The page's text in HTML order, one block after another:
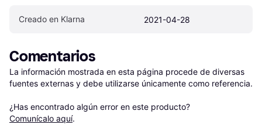
Creado en Klarna 2021-04-28
Comentarios
La información mostrada en esta página procede de diversas
fuentes externas y debe utilizarse únicamente como referencia.
¿Has encontrado algún error en este producto?
Comunícalo aquí.